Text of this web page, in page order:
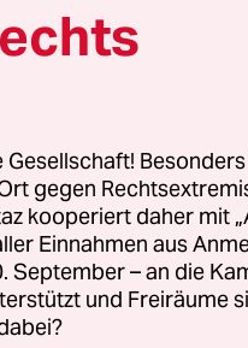
picture
alliance/dpa
den
gibt es
einem der
gegen
kooperiert daher mit
Einnahmen aus
September – an die
und Freiräume